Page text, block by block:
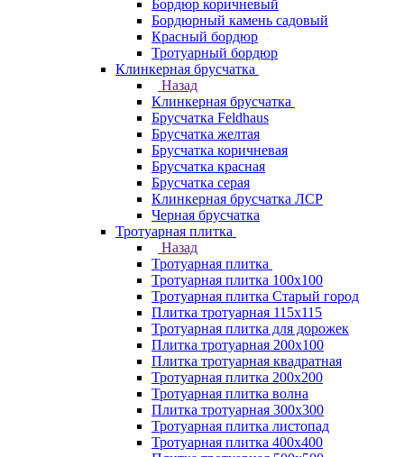
Бордюр коричневый
Бордюрный камень садовый
Красный бордюр
Тротуарный бордюр
Клинкерная брусчатка
Назад
Клинкерная брусчатка
Брусчатка Feldhaus
Брусчатка желтая
Брусчатка коричневая
Брусчатка красная
Брусчатка серая
Клинкерная брусчатка ЛСР
Черная брусчатка
Тротуарная плитка
Назад
Тротуарная плитка
Тротуарная плитка 100x100
Тротуарная плитка Старый город
Плитка тротуарная 115x115
Тротуарная плитка для дорожек
Плитка тротуарная 200х100
Плитка тротуарная квадратная
Тротуарная плитка 200х200
Тротуарная плитка волна
Плитка тротуарная 300х300
Тротуарная плитка листопад
Тротуарная плитка 400х400